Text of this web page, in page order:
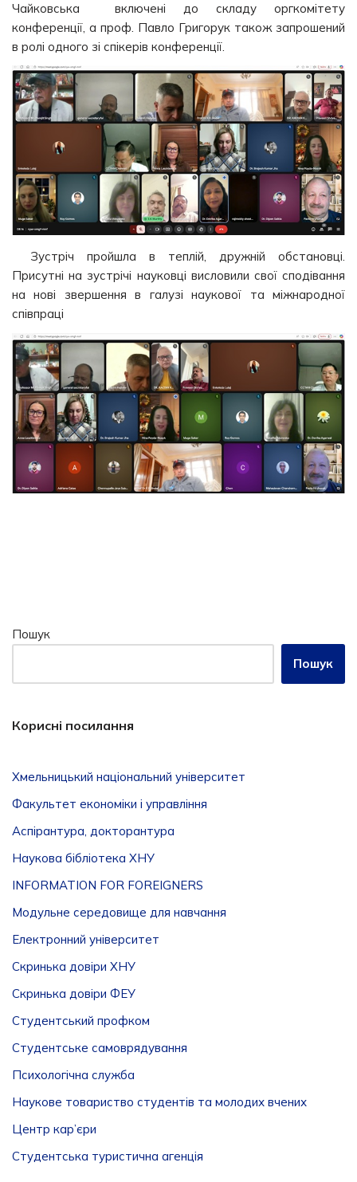
Чайковська включені до складу оргкомітету
конференції, а проф. Павло Григорук також запрошений
в ролі одного зі спікерів конференції.
Зустріч пройшла в теплій, дружній обстановці.
Присутні на зустрічі науковці висловили свої сподівання
на нові звершення в галузі наукової та міжнародної
співпраці
Пошук
Пошук
Корисні посилання
Хмельницький національний університет
Факультет економіки і управління
Аспірантура, докторантура
Наукова бібліотека ХНУ
INFORMATION FOR FOREIGNERS
Модульне середовище для навчання
Електронний університет
Скринька довіри ХНУ
Скринька довіри ФЕУ
Студентський профком
Студентське самоврядування
Психологічна служба
Наукове товариство студентів та молодих вчених
Центр кар’єри
Студентська туристична агенція